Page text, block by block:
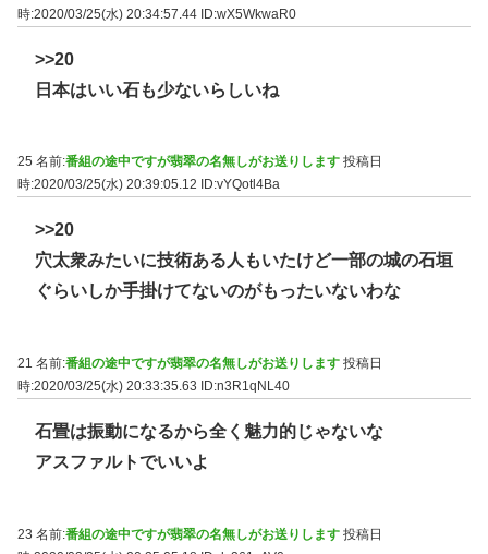
時:2020/03/25(水) 20:34:57.44 ID:wX5WkwaR0
>>20
日本はいい石も少ないらしいね
25 名前:番組の途中ですが翡翠の名無しがお送りします 投稿日
時:2020/03/25(水) 20:39:05.12
ID:vYQotl4Ba
>>20
穴太衆みたいに技術ある人もいたけど一部の城の石垣
ぐらいしか手掛けてないのがもったいないわな
21 名前:番組の途中ですが翡翠の名無しがお送りします 投稿日
時:2020/03/25(水) 20:33:35.63
ID:n3R1qNL40
石畳は振動になるから全く魅力的じゃないな
アスファルトでいいよ
23 名前:番組の途中ですが翡翠の名無しがお送りします 投稿日